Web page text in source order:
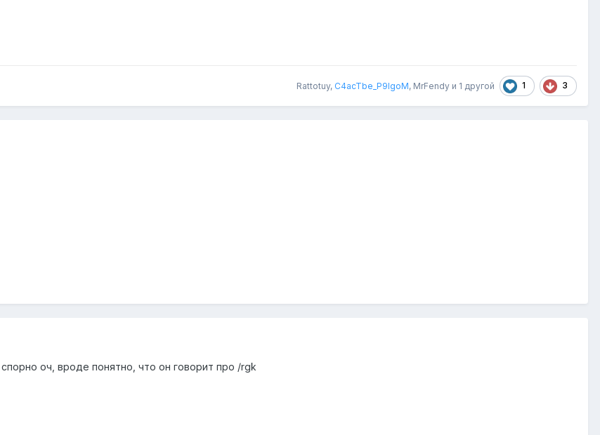
Rattotuy, C4acTbe_P9IgoM, MrFendy и 1 другой 1 3
оч, вроде понятно, что он говорит про /rgk